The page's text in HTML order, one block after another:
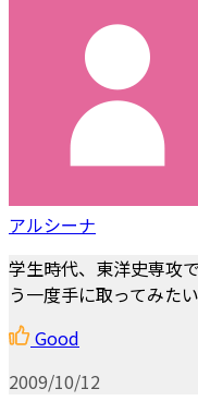
アルシーナ
学生時代、東洋史専攻
う一度手に取ってみたい
Good
2009/10/12